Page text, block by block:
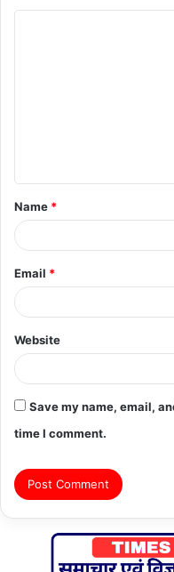
t
*
Name *
Email *
Website
Save my name, email,
time I comment.